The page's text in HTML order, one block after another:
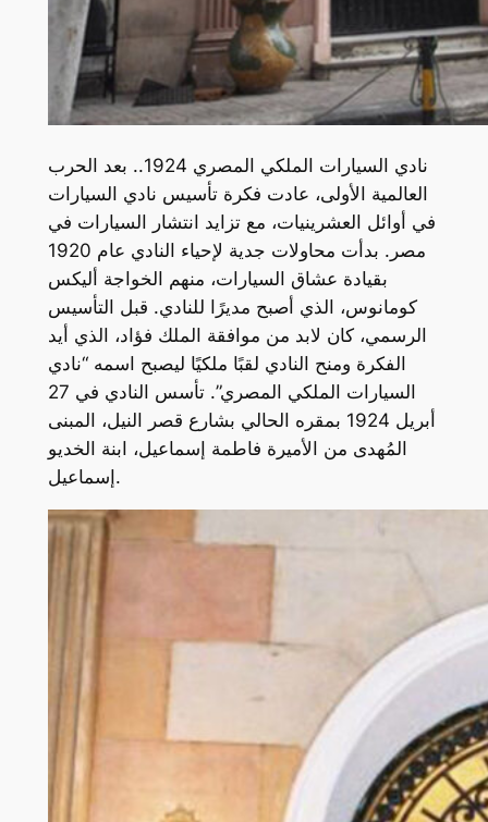
نادي السيارات الملكي المصري 1924.. بعد الحرب
العالمية الأولى، عادت فكرة تأسيس نادي السيارات
في أوائل العشرينيات، مع تزايد انتشار السيارات في
مصر. بدأت محاولات جدية لإحياء النادي عام 1920
بقيادة عشاق السيارات، منهم الخواجة أليكس
كومانوس، الذي أصبح مديرًا للنادي. قبل التأسيس
الرسمي، كان لابد من موافقة الملك فؤاد، الذي أيد
الفكرة ومنح النادي لقبًا ملكيًا ليصبح اسمه “نادي
السيارات الملكي المصري”. تأسس النادي في 27
أبريل 1924 بمقره الحالي بشارع قصر النيل، المبنى
المُهدى من الأميرة فاطمة إسماعيل، ابنة الخديو
إسماعيل.